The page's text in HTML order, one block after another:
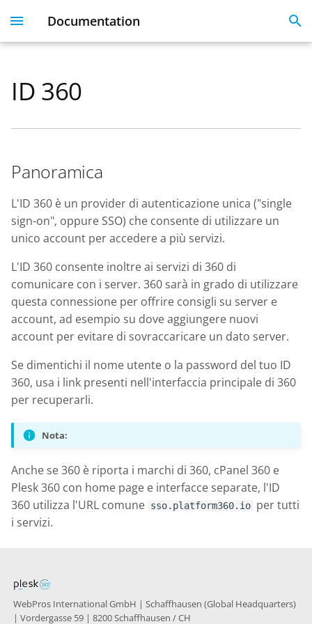
Documentation
I
a
l
i
z
i
n
g
e
a
r
c
h
Plesk 360
Dashboard & User
User Profile
Server Inventory
Clients
Monitoring
Websites
License Management
Linked Emails
API
Knowledge Base
Coming Soon
SSO
SSL Certificate issues
migration
FAQ
ID 360
Panoramica
L'ID 360 è un provider di autenticazione unica ("single
sign-on", oppure SSO) che consente di utilizzare un
unico account per accedere a più servizi.
L'ID 360 consente inoltre ai servizi di 360 di
comunicare con i server. 360 sarà in grado di utilizzare
questa connessione per offrire consigli su server e
account, ad esempio su dove aggiungere nuovi
account per evitare di sovraccaricare un dato server.
Se dimentichi il nome utente o la password del tuo ID
360, usa i link presenti nell'interfaccia principale di 360
per recuperarli.
Nota:
Anche se 360 è riporta i marchi di 360, cPanel 360 e
Plesk 360 con home page e interfacce separate, l'ID
360 utilizza l'URL comune sso.platform360.io per tutti
i servizi.
WebPros International GmbH | Schaffhausen (Global Headquarters)
| Vordergasse 59 | 8200 Schaffhausen / CH